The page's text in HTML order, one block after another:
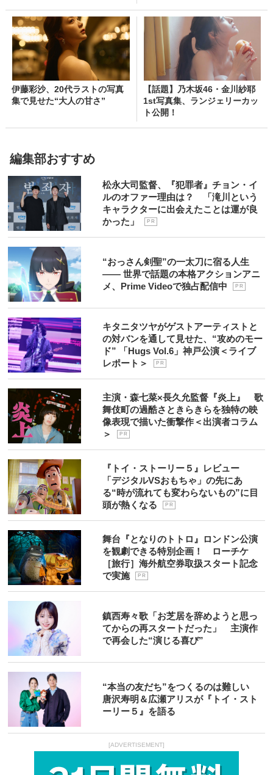
伊藤彩沙、20代ラストの写真
集で見せた“大人の甘さ”
【話題】乃木坂46・金川紗耶
1st写真集、ランジェリーカッ
ト公開！
編集部おすすめ
松永大司監督、『犯罪者』チョン・イ
ルのオファー理由は？ 「滝川という
キャラクターに出会えたことは運が良
かった」
P R
“おっさん剣聖”の一太刀に宿る人生
―― 世界で話題の本格アクションアニ
メ、Prime Videoで独占配信中
P R
キタニタツヤがゲストアーティストと
の対バンを通して見せた、“攻めのモー
ド” 「Hugs Vol.6」神戸公演＜ライブ
レポート＞
P R
主演・森七菜×長久允監督『炎上』 歌
舞伎町の過酷さときらきらを独特の映
像表現で描いた衝撃作＜出演者コラム
＞
P R
『トイ・ストーリー５』レビュー
「デジタルVSおもちゃ」の先にあ
る“時が流れても変わらないもの”に目
頭が熱くなる
P R
舞台『となりのトトロ』ロンドン公演
を観劇できる特別企画！ ローチケ
［旅行］海外航空券取扱スタート記念
で実施
P R
鎮西寿々歌「お芝居を辞めようと思っ
てからの再スタートだった」 主演作
で再会した“演じる喜び”
“本当の友だち”をつくるのは難しい
唐沢寿明＆広瀬アリスが『トイ・スト
ーリー５』を語る
[ADVERTISEMENT]